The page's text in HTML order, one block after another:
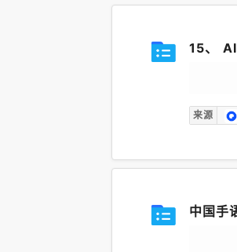
15、
来源
中国手